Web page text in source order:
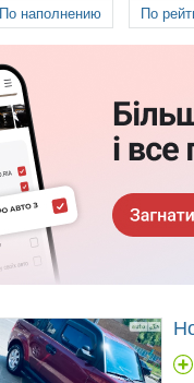
По наполнению По